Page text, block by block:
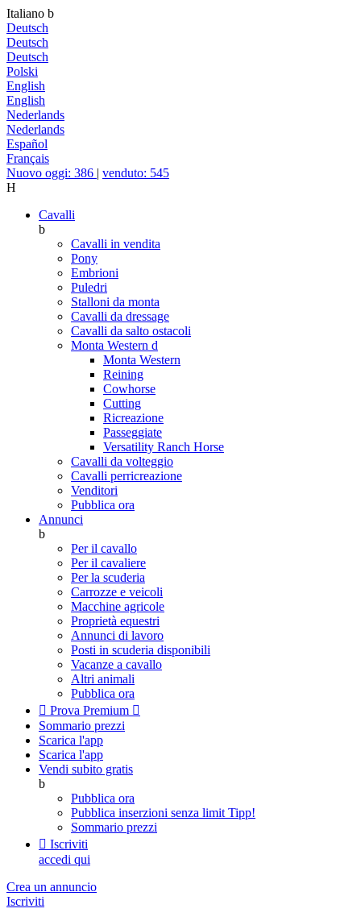
Italiano b
Deutsch
Deutsch
Deutsch
Polski
English
English
Nederlands
Nederlands
Español
Français
Nuovo oggi: 386 | venduto: 545
H
Cavalli
b
Cavalli in vendita
Pony
Embrioni
Puledri
Stalloni da monta
Cavalli da dressage
Cavalli da salto ostacoli
Monta Western d
Monta Western
Reining
Cowhorse
Cutting
Ricreazione
Passeggiate
Versatility Ranch Horse
Cavalli da volteggio
Cavalli perricreazione
Venditori
Pubblica ora
Annunci
b
Per il cavallo
Per il cavaliere
Per la scuderia
Carrozze e veicoli
Macchine agricole
Proprietà equestri
Annunci di lavoro
Posti in scuderia disponibili
Vacanze a cavallo
Altri animali
Pubblica ora
 Prova Premium 
Sommario prezzi
Scarica l'app
Scarica l'app
Vendi subito gratis
b
Pubblica ora
Pubblica inserzioni senza limit Tipp!
Sommario prezzi
 Iscriviti
accedi qui
Crea un annuncio
Iscriviti